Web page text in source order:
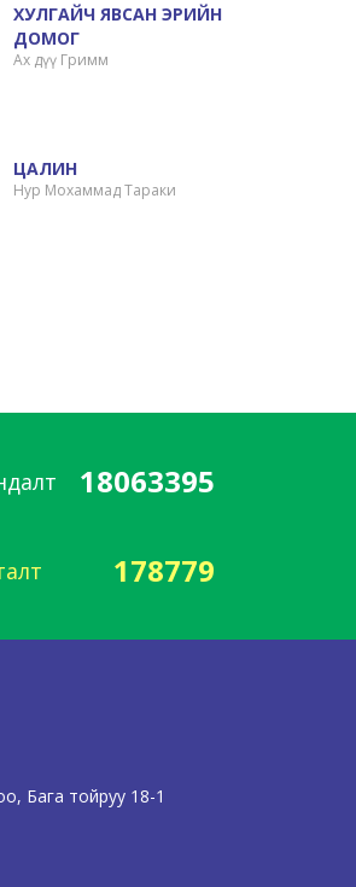
ХУЛГАЙЧ ЯВСАН ЭРИЙН
ДОМОГ
Ах дүү Гримм
ЦАЛИН
Нур Мохаммад Тараки
18063395
178779
Бага тойруу 18-1